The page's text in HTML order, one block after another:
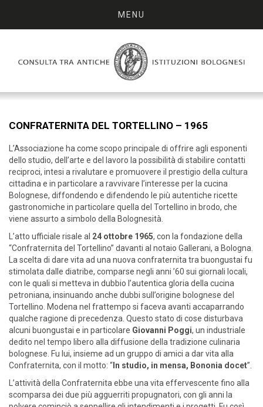
MENU
CONFRATERNITA DEL TORTELLINO – 1965
L’Associazione ha come scopo principale di offrire agli esponenti
dello studio, dell’arte e del lavoro la possibilità di stabilire contatti
reciproci, intesi a rivalutare e promuovere il prestigio della cultura
cittadina e in particolare a ravvivare l’interesse per la cucina
Bolognese, diffondendo e difendendo le più autentiche ricette
gastronomiche in particolare quella del Tortellino in brodo, che
viene assurto a simbolo della Bolognesità.
L’atto ufficiale risale al 24 ottobre 1965, con la fondazione della
“Confraternita del Tortellino” davanti al notaio Gallerani, a Bologna.
La scelta di dare vita ad una nuova confraternita tra buongustai fu
stimolata dalle diatribe, comparse negli anni ’60 sui giornali locali,
con le quali si metteva in dubbio l’autentica gloria della cucina
petroniana, insinuando anche dubbi sull’origine bolognese del
Tortellino. Modena nel frattempo si faceva avanti accaparrando
qualche ragione di precedenza. Questo stato di cose disturbava
alcuni buongustai e in particolare Giovanni Poggi, un industriale
dedito nel tempo libero alla diffusione della tradizione culinaria
bolognese. Fu lui, insieme ad un gruppo di amici a dar vita alla
Confraternita, con il motto: “ In studio, in mensa, Bononia docet”.
L’attività della Confraternita ebbe una vita effervescente fino alla
scomparsa dei due più agguerriti propugnatori, con gli anni la